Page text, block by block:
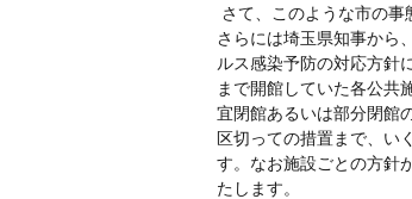
さて、このような市の事
さらには埼玉県知事から
ルス感染予防の対応方針
まで開館していた各公共
宜閉館あるいは部分閉館
区切っての措置まで、い
す。なお施設ごとの方針
たします。